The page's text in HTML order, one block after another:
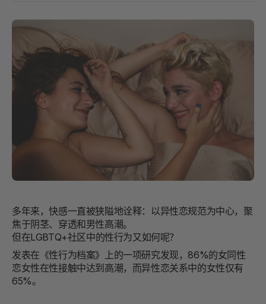
多年来，快感一直被狭隘地诠释：以异性恋规范为中心，聚
焦于阴茎、穿透和男性高潮。
但在LGBTQ+社区中的性行为又如何呢？
发表在《性行为档案》上的一项研究发现，86%的女同性
恋女性在性接触中达到高潮，而异性恋关系中的女性仅有
65%。